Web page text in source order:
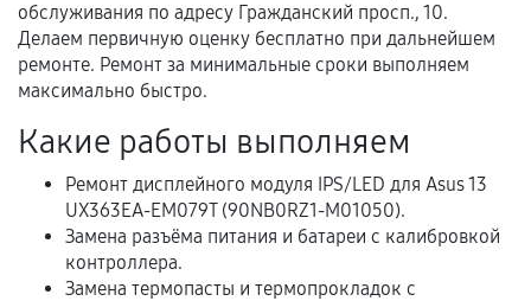
Документы на установленные комплектующие
и кассовый чек.
Расширенная гарантия
В некоторых случаях возможно оформление
расширенной гарантии. Стоимость, сроки и
условия продления согласовываются отдельно и
фиксируются в документах.
обслуживания по адресу Гражданский просп., 10.
Делаем первичную оценку бесплатно при дальнейшем
ремонте. Ремонт за минимальные сроки выполняем
максимально быстро.
Какие работы выполняем
Ремонт дисплейного модуля IPS/LED для Asus 13
UX363EA-EM079T (90NB0RZ1-M01050).
Замена разъёма питания и батареи с калибровкой
контроллера.
Замена термопасты и термопрокладок с